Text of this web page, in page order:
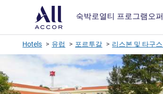
숙박로열티 프로그램 오
Hotels 유럽 포르투갈 리스본 및 타구